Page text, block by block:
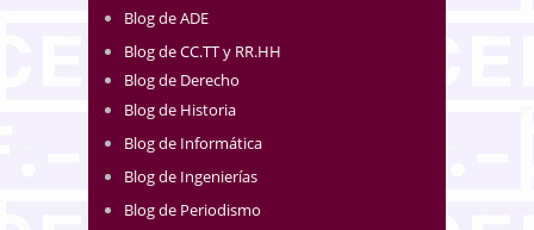
Blog de ADE
Blog de CC.TT y RR.HH
Blog de Derecho
Blog de Historia
Blog de Informática
Blog de Ingenierías
Blog de Periodismo